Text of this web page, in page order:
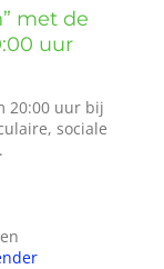
met de
uur
20:00 uur bij
sociale